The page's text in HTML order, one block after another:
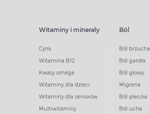
Witaminy i minerały
Cynk
Witamina B12
Kwasy omega
Witaminy dla dzieci
Witaminy dla seniorów
Multiwitaminy
Ból
Ból brzucha
Ból gardła
Ból głowy
Migrena
Ból pleców
Ból ucha